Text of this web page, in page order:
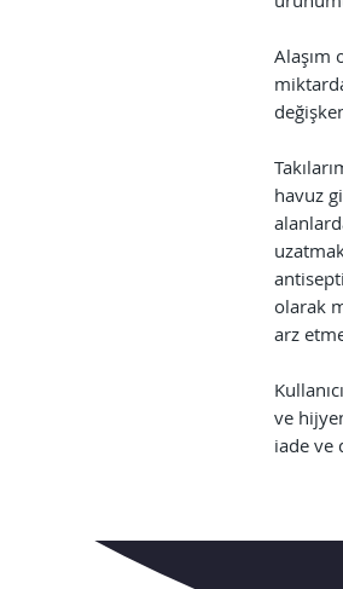
Alaşım
havuz
olarak
arz
ve
iade ve